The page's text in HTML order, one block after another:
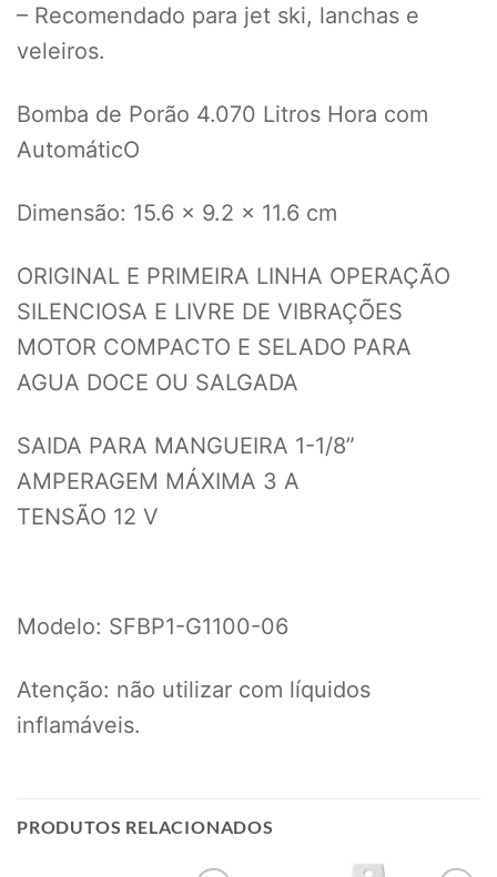
– Recomendado para jet ski, lanchas e
veleiros.
Bomba de Porão 4.070 Litros Hora com
AutomáticO
Dimensão: 15.6 x 9.2 x 11.6 cm
ORIGINAL E PRIMEIRA LINHA OPERAÇÃO
SILENCIOSA E LIVRE DE VIBRAÇÕES
MOTOR COMPACTO E SELADO PARA
AGUA DOCE OU SALGADA
SAIDA PARA MANGUEIRA 1-1/8”
AMPERAGEM MÁXIMA 3 A
TENSÃO 12 V
Modelo: SFBP1-G1100-06
Atenção: não utilizar com líquidos
inflamáveis.
PRODUTOS RELACIONADOS